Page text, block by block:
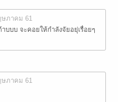
ภาคม 61
บบบ จะคอยให้กำลังจัยอยุ่เรื่อยๆ
ษภาคม 61